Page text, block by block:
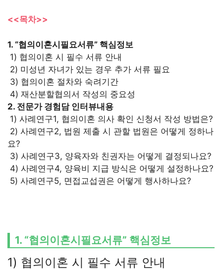
<<목차>>
1. “협의이혼시필요서류” 핵심정보
1) 협의이혼 시 필수 서류 안내
2) 미성년 자녀가 있는 경우 추가 서류 필요
3) 협의이혼 절차와 숙려기간
4) 재산분할협의서 작성의 중요성
2. 전문가 경험담 인터뷰내용
1) 사례연구1, 협의이혼 의사 확인 신청서 작성 방법은?
2) 사례연구2, 법원 제출 시 관할 법원은 어떻게 정하나
요?
3) 사례연구3, 양육자와 친권자는 어떻게 결정되나요?
4) 사례연구4, 양육비 지급 방식은 어떻게 설정하나요?
5) 사례연구5, 면접교섭권은 어떻게 행사하나요?
1. “협의이혼시필요서류” 핵심정보
1) 협의이혼 시 필수 서류 안내